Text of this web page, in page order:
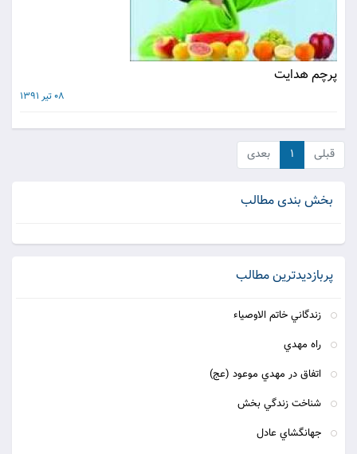
پرچم هدايت
08 تیر 1391
قبلی ۱ بعدی
بخش بندی مطالب
پربازدیدترین مطالب
زندگاني خاتم الاوصياء
راه مهدي
اتفاق در مهدي موعود (عج)
شناخت زندگي بخش
جهانگشاي عادل